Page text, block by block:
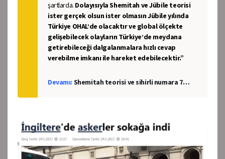
şartlarda. Dolayısıyla Shemitah ve Jübile teorisi
ister gerçek olsun ister olmasın Jübile yılında
Türkiye OHAL’de olacaktır ve global ölçekte
gelişebilecek olayların Türkiye’de meydana
getirebileceği dalgalanmalara hızlı cevap
verebilme imkanı ile hareket edebilecektir.”
Devamı: Shemitah teorisi ve sihirli numara 7…